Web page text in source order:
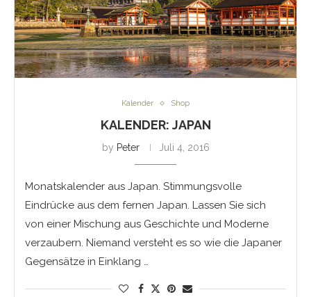
Kalender Shop
KALENDER: JAPAN
by Peter Juli 4, 2016
Monatskalender aus Japan. Stimmungsvolle
Eindrücke aus dem fernen Japan. Lassen Sie sich
von einer Mischung aus Geschichte und Moderne
verzaubern. Niemand versteht es so wie die Japaner
Gegensätze in Einklang …